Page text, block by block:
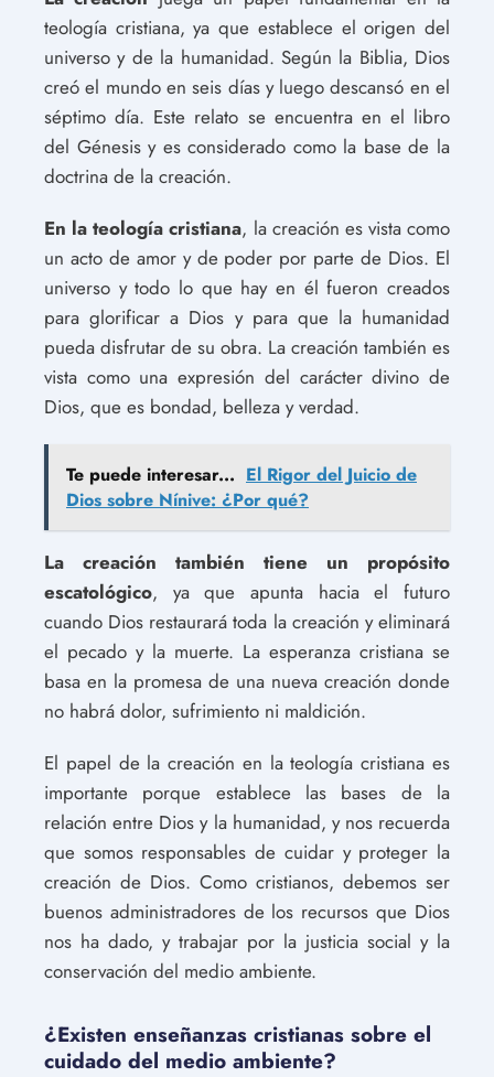
teología cristiana, ya que establece el origen del
universo y de la humanidad. Según la Biblia, Dios
creó el mundo en seis días y luego descansó en el
séptimo día. Este relato se encuentra en el libro
del Génesis y es considerado como la base de la
doctrina de la creación.
En la teología cristiana, la creación es vista como
un acto de amor y de poder por parte de Dios. El
universo y todo lo que hay en él fueron creados
para glorificar a Dios y para que la humanidad
pueda disfrutar de su obra. La creación también es
vista como una expresión del carácter divino de
Dios, que es bondad, belleza y verdad.
Te puede interesar... El Rigor del Juicio de
Dios sobre Nínive: ¿Por qué?
La creación también tiene un propósito
escatológico, ya que apunta hacia el futuro
cuando Dios restaurará toda la creación y eliminará
el pecado y la muerte. La esperanza cristiana se
basa en la promesa de una nueva creación donde
no habrá dolor, sufrimiento ni maldición.
El papel de la creación en la teología cristiana es
importante porque establece las bases de la
relación entre Dios y la humanidad, y nos recuerda
que somos responsables de cuidar y proteger la
creación de Dios. Como cristianos, debemos ser
buenos administradores de los recursos que Dios
nos ha dado, y trabajar por la justicia social y la
conservación del medio ambiente.
¿Existen enseñanzas cristianas sobre el
cuidado del medio ambiente?